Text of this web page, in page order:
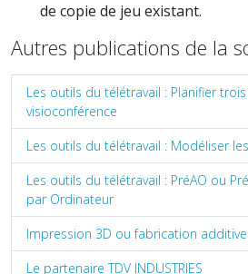
de copie de jeu existant.
Autres publications de la
Les outils du télétravail : Planifier
visioconférence
Les outils du télétravail : Modéliser
Les outils du télétravail : PréAO ou
par Ordinateur
Impression 3D ou fabrication
Le partenaire TDV INDUSTRIES